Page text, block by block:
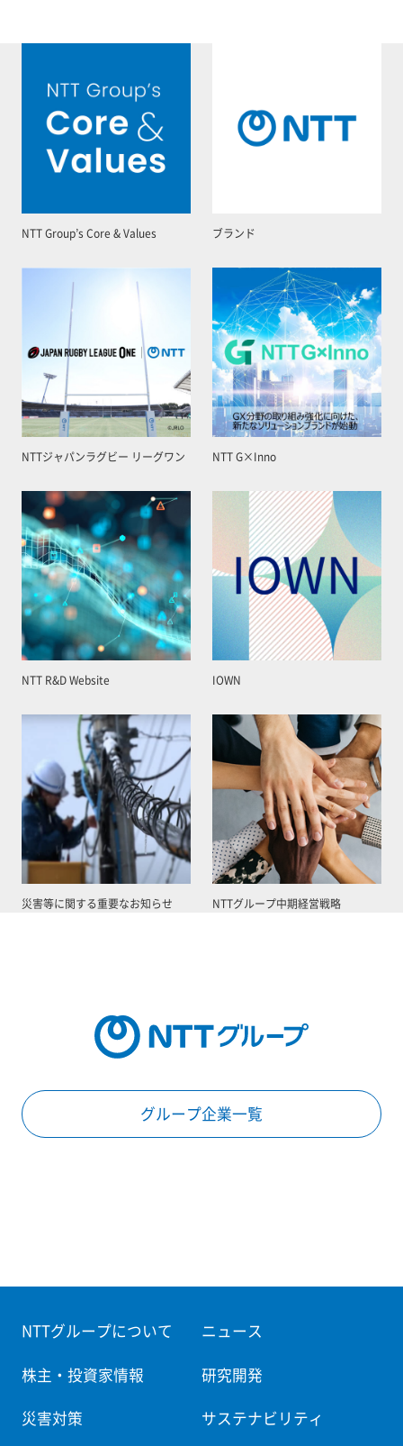
NTT Group’s Core & Values ブランド
NTTジャパンラグビー リーグワン NTT G×Inno
NTT R&D Website IOWN
災害等に関する重要なお知らせ NTTグループ中期経営戦略
グループ企業一覧
NTTグループについて ニュース
株主・投資家情報 研究開発
災害対策 サステナビリティ